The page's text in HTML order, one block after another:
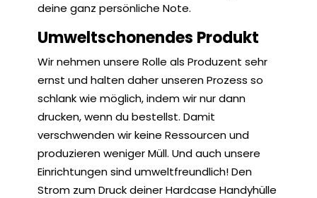
deine ganz persönliche Note.
Umweltschonendes Produkt
Wir nehmen unsere Rolle als Produzent sehr
ernst und halten daher unseren Prozess so
schlank wie möglich, indem wir nur dann
drucken, wenn du bestellst. Damit
verschwenden wir keine Ressourcen und
produzieren weniger Müll. Und auch unsere
Einrichtungen sind umweltfreundlich! Den
Strom zum Druck deiner Hardcase Handyhülle